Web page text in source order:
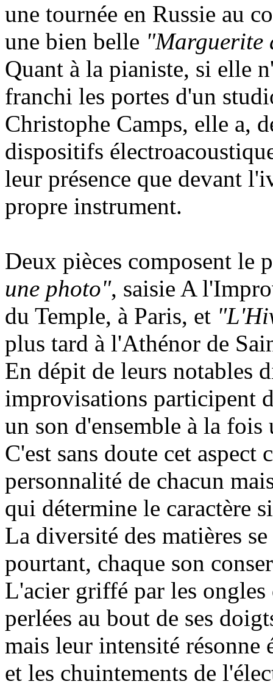
une tournée en Russie au
une bien belle "Marguerite
Quant à la pianiste, si elle
franchi les portes d'un
Christophe Camps, elle a,
dispositifs
leur présence que devant
propre instrument.
Deux pièces composent le
une photo", saisie A
du Temple, à Paris, et
plus tard à l'Athénor de
En dépit de leurs notables
improvisations participent
un son d'ensemble à la fois
C'est sans doute cet
personnalité de chacun
qui détermine le caractère
La diversité des matières
pourtant, chaque son
L'acier griffé par les
perlées au bout de ses
mais leur intensité résonne
et les chuintements de